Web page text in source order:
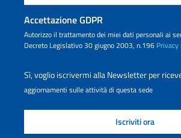
Accettazione GDPR
Autorizzo il trattamento dei miei dati personali ai
Decreto Legislativo 30 giugno 2003, n.196 Privacy
Sì, voglio iscrivermi alla Newsletter per
aggiornamenti sulle attività di questa sede